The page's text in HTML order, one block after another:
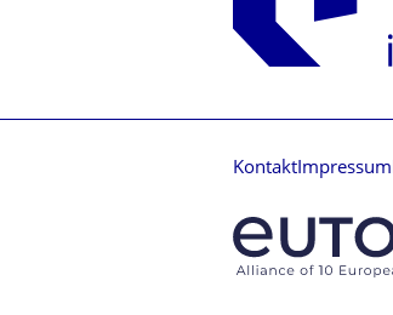
Kontakt Impressum